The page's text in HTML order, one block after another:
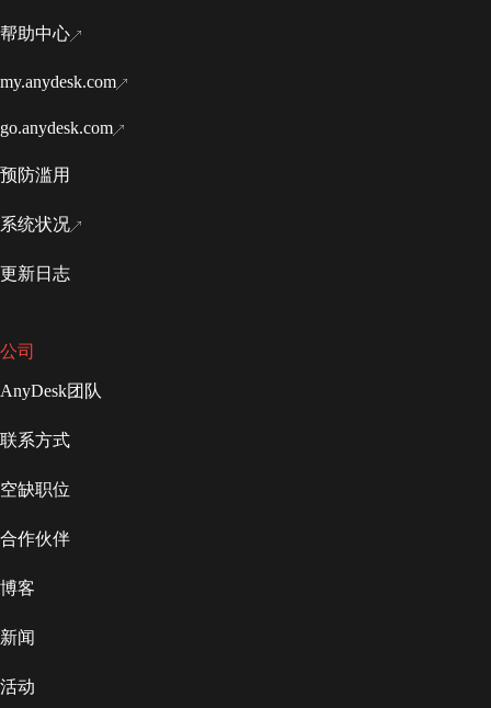
帮助中心
my.anydesk.com
go.anydesk.com
预防滥用
系统状况
更新日志
公司
AnyDesk团队
联系方式
空缺职位
合作伙伴
博客
新闻
活动